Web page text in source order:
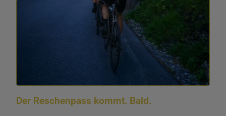
Der Reschenpass kommt. Bald.